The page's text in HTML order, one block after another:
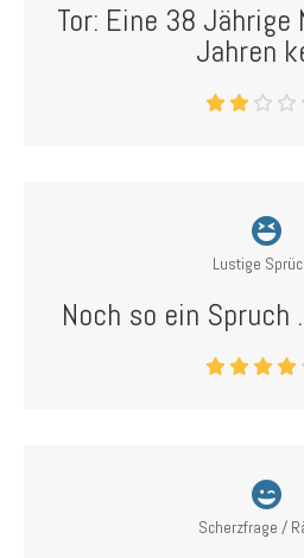
Tor: Eine 38 Jährige
Jahren
Lustige
Noch so ein Spruch
Scherzfrage /